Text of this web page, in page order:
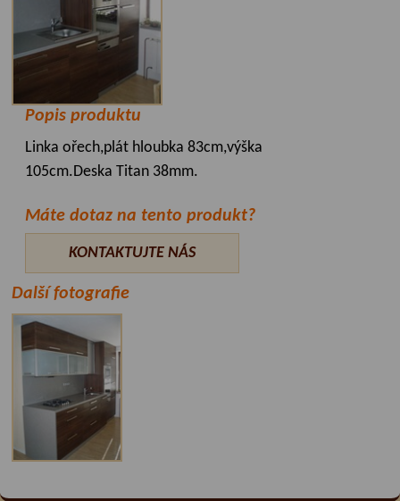
Popis produktu
Linka ořech,plát hloubka 83cm,výška
105cm.Deska Titan 38mm.
Máte dotaz na tento produkt?
KONTAKTUJTE NÁS
Další fotografie